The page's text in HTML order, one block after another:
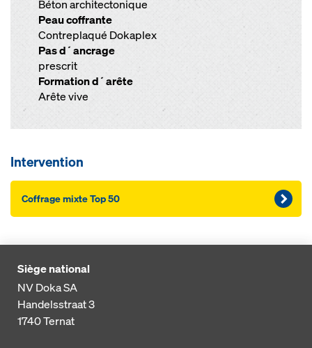
Béton architectonique
Peau coffrante
Contreplaqué Dokaplex
Pas d´ancrage
prescrit
Formation d´arête
Arête vive
Intervention
Coffrage mixte Top 50
Siège national
NV Doka SA
Handelsstraat 3
1740Ternat